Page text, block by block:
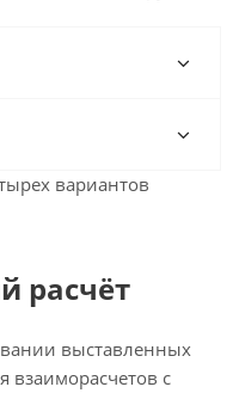
вариантов
расчёт
выставленных
взаиморасчетов с